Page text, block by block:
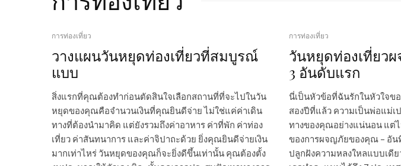
การท่องเที่ยว
วางแผนวันหยุดท่องเที่ยวที่สมบูรณ์
แบบ
สิ่งแรกที่คุณต้องทำก่อนตัดสินใจเลือกสถานที่ที่จะไปในวัน
หยุดของคุณคือจำนวนเงินที่คุณยินดีจ่าย ไม่ใช่แค่ค่าเดิน
ทางที่ต้องนำมาคิด แต่ยังรวมถึงค่าอาหาร ค่าที่พัก ค่าท่อง
เที่ยว ค่าสันทนาการ และค่าจิปาถะด้วย ยิ่งคุณยินดีจ่ายเงิน
มากเท่าไหร่ วันหยุดของคุณก็จะยิ่งดีขึ้นเท่านั้น คุณต้องตั้ง
การท่องเที่ยว
วันหยุดท่องเที่ยว
3 อันดับแรก
นี่เป็นหัวข้อที่ฉันรักในหัวใจข
สองปีที่แล้ว ความเป็นพ่อแม่เ
ทางของคุณอย่างแน่นอน แต่ไ
ของการผจญภัยของคุณ – อัน
ปลูกฝังความหลงใหลแบบเดี